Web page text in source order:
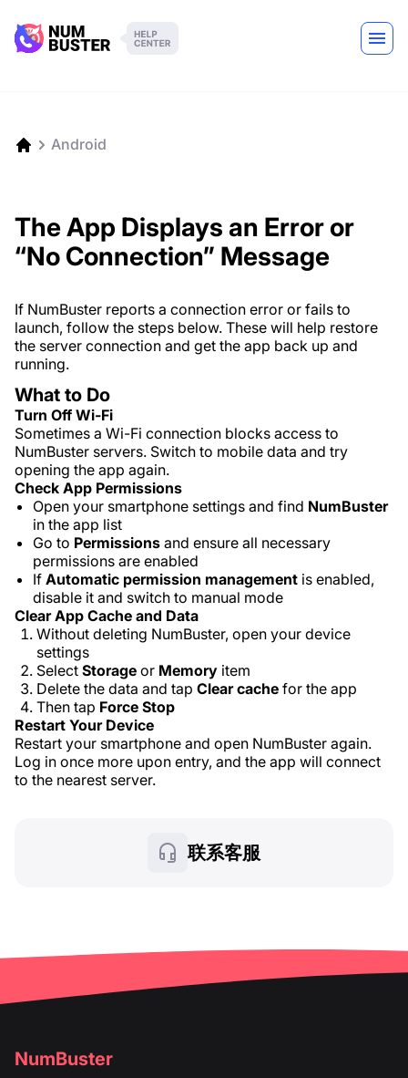
Android
The App Displays an Error or
“No Connection” Message
If NumBuster reports a connection error or fails to
launch, follow the steps below. These will help restore
the server connection and get the app back up and
running.
What to Do
Turn Off Wi-Fi
Sometimes a Wi-Fi connection blocks access to
NumBuster servers. Switch to mobile data and try
opening the app again.
Check App Permissions
Open your smartphone settings and find NumBuster
in the app list
Go to Permissions and ensure all necessary
permissions are enabled
If Automatic permission management is enabled,
disable it and switch to manual mode
Clear App Cache and Data
Without deleting NumBuster, open your device
settings
Select Storage or Memory item
Delete the data and tap Clear cache for the app
Then tap Force Stop
Restart Your Device
Restart your smartphone and open NumBuster again.
Log in once more upon entry, and the app will connect
to the nearest server.
联系客服
NumBuster